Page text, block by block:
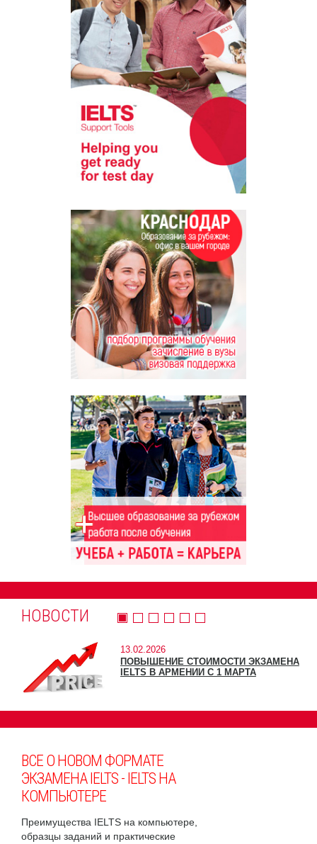
НОВОСТИ
13.02.2026
ПОВЫШЕНИЕ СТОИМОСТИ ЭКЗАМЕНА
IELTS В АРМЕНИИ С 1 МАРТА
ВСЕ О НОВОМ ФОРМАТЕ
ЭКЗАМЕНА IELTS - IELTS НА
КОМПЬЮТЕРЕ
Преимущества IELTS на компьютере,
образцы заданий и практические